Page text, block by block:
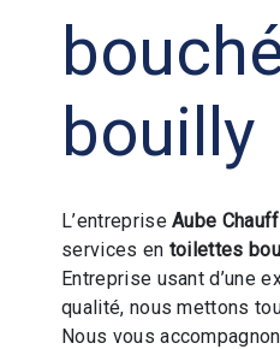
bouilly
L’entrepriseAube
services en toilettes
Entreprise usant d’une
qualité, nous mettons
Nous vous